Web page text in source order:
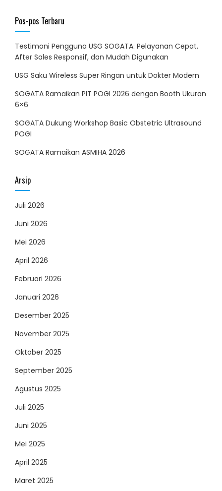
Pos-pos Terbaru
Testimoni Pengguna USG SOGATA: Pelayanan Cepat,
After Sales Responsif, dan Mudah Digunakan
USG Saku Wireless Super Ringan untuk Dokter Modern
SOGATA Ramaikan PIT POGI 2026 dengan Booth Ukuran
6×6
SOGATA Dukung Workshop Basic Obstetric Ultrasound
POGI
SOGATA Ramaikan ASMIHA 2026
Arsip
Juli 2026
Juni 2026
Mei 2026
April 2026
Februari 2026
Januari 2026
Desember 2025
November 2025
Oktober 2025
September 2025
Agustus 2025
Juli 2025
Juni 2025
Mei 2025
April 2025
Maret 2025